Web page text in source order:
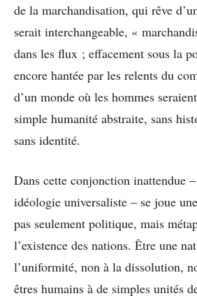
de la marchandisation, qui rêve
serait interchangeable, «
dans les flux ; effacement sous la
encore hantée par les relents du
d’un monde où les hommes
simple humanité abstraite, sans
sans identité.
Dans cette conjonction inattendue
idéologie universaliste – se joue
pas seulement politique, mais
l’existence des nations. Être une
l’uniformité, non à la dissolution,
êtres humains à de simples unités